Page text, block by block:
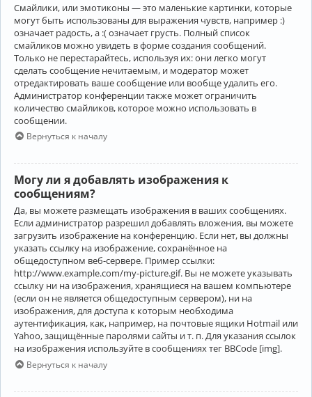
Смайлики, или эмотиконы — это маленькие картинки, которые
могут быть использованы для выражения чувств, например :)
означает радость, а :( означает грусть. Полный список
смайликов можно увидеть в форме создания сообщений.
Только не перестарайтесь, используя их: они легко могут
сделать сообщение нечитаемым, и модератор может
отредактировать ваше сообщение или вообще удалить его.
Администратор конференции также может ограничить
количество смайликов, которое можно использовать в
сообщении.
Вернуться к началу
Могу ли я добавлять изображения к
сообщениям?
Да, вы можете размещать изображения в ваших сообщениях.
Если администратор разрешил добавлять вложения, вы можете
загрузить изображение на конференцию. Если нет, вы должны
указать ссылку на изображение, сохранённое на
общедоступном веб-сервере. Пример ссылки:
http://www.example.com/my-picture.gif. Вы не можете указывать
ссылку ни на изображения, хранящиеся на вашем компьютере
(если он не является общедоступным сервером), ни на
изображения, для доступа к которым необходима
аутентификация, как, например, на почтовые ящики Hotmail или
Yahoo, защищённые паролями сайты и т. п. Для указания ссылок
на изображения используйте в сообщениях тег BBCode [img].
Вернуться к началу